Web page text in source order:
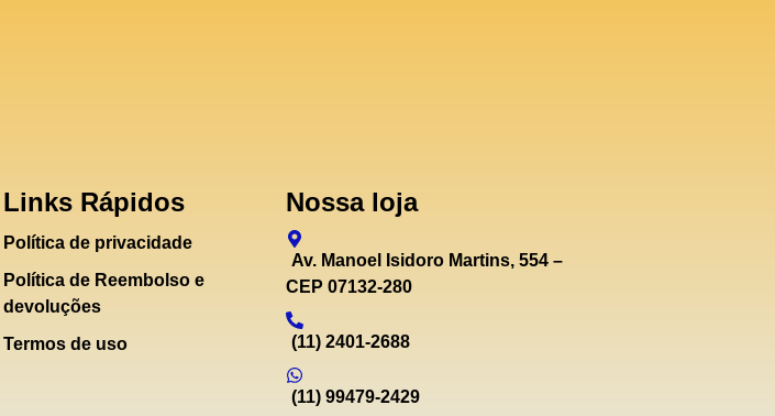
Links Rápidos
Política de privacidade
Política de Reembolso e
devoluções
Termos de uso
Nossa loja
Av. Manoel Isidoro Martins, 554 –
CEP 07132-280
(11) 2401-2688
(11) 99479-2429